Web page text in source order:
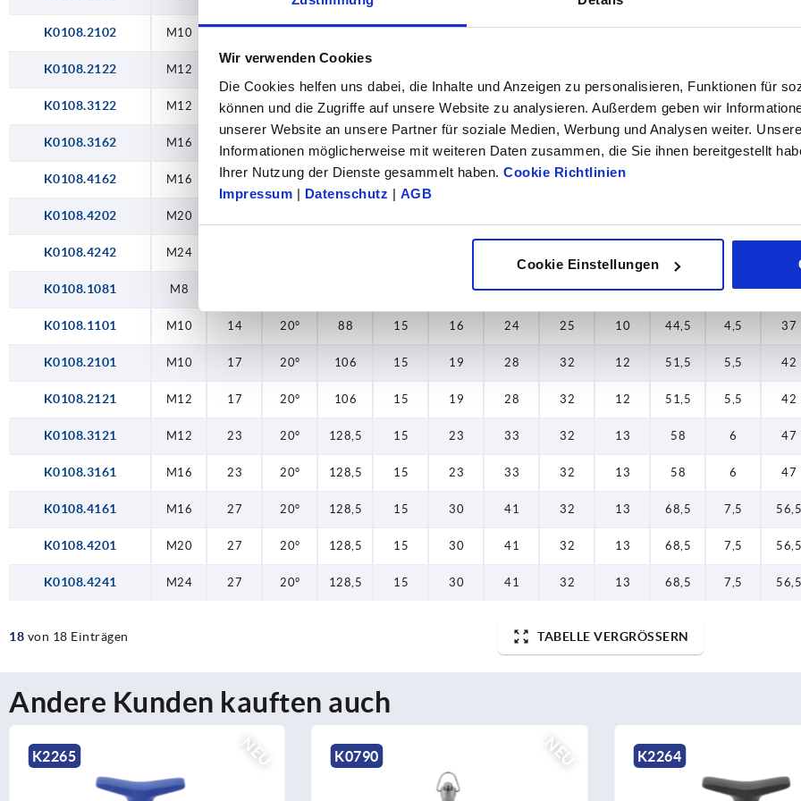
Wir verwenden Cookies
Die Cookies helfen uns dabei, die Inhalte und Anzeigen zu personalisieren, Funktionen für
können und die Zugriffe auf unsere Website zu analysieren. Außerdem geben wir
unserer Website an unsere Partner für soziale Medien, Werbung und Analysen weiter.
Informationen möglicherweise mit weiteren Daten zusammen, die Sie ihnen bereitgestellt
Ihrer Nutzung der Dienste gesammelt haben. Cookie Richtlinien
Impressum | Datenschutz | AGB
Cookie Einstellungen
K0108.2102 M10 17 0° 111 — 19 28 32 12 51,5 5,5 42
K0108.2122 M12
K0108.3122 M12 23 0° 134,5 — 23 33 32 13 58 6 47
K0108.3162 M16
K0108.4162 M16 27 0° 134 — 30 41 32 13
K0108.4202 M20
K0108.4242 M24
K0108.1081 M8 24 25 10 44,5 4,5 37
K0108.1101 M10 14 20° 88 15 16 24 25 10 44,5 4,5 37
K0108.2101 M10 17 20° 106 15 19 28 32 12 51,5 5,5 42
K0108.2121 M12 17 20° 106 15 19 28 32 12 51,5 5,5 42
K0108.3121 M12 23 20° 128,5 15 23 33 32 13 58 6 47
K0108.3161 M16 23 20° 128,5 15 23 33 32 13 58 6 47
K0108.4161 M16 27 20° 128,5 15 30 41 32 13 68,5 7,5 56,5
K0108.4201 M20 27 20° 128,5 15 30 41 32 13 68,5 7,5 56,5
K0108.4241 M24 27 20° 128,5 15 30 41 32 13 68,5 7,5 56,5
18 von 18 Einträgen TABELLE VERGRÖSSERN
Andere Kunden kauften auch